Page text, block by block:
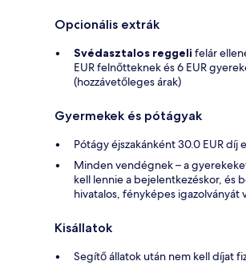
Opcionális extrák
Svédasztalos reggeli felár
EUR felnőtteknek és 6 EUR
(hozzávetőleges árak)
Gyermekek és pótágyak
Pótágy éjszakánként 30.0 EUR díj
Minden vendégnek – a
kell lennie a bejelentkezéskor, és
hivatalos, fényképes igazolványát
Kisállatok
Segítő állatok után nem kell díjat